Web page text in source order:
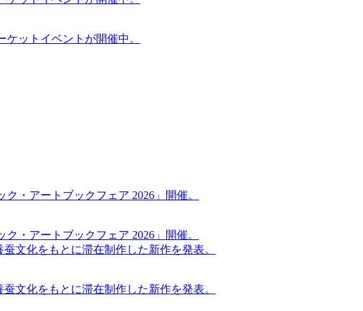
ットイベントが開催中。
・アートブックフェア 2026」開催。
・アートブックフェア 2026」開催。
文化をもとに滞在制作した新作を発表。
文化をもとに滞在制作した新作を発表。